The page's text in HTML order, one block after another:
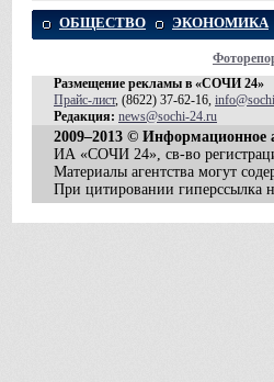
ОБЩЕСТВО ЭКОНОМИКА
Размещение рекламы в «СОЧИ 24»
Прайс-лист, (8622) 37-62-16,
Редакция: news@sochi-24.ru
2009–2013 © Информационное
ИА «СОЧИ 24», св-во
Материалы агентства могут
При цитировании гиперссылка